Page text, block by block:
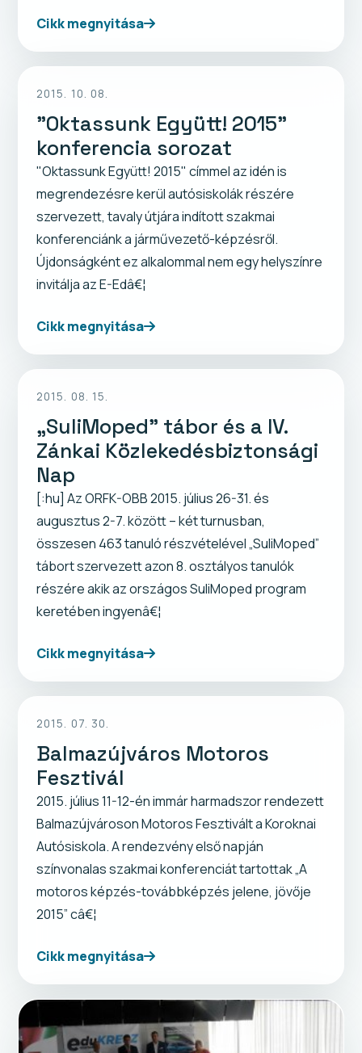
Cikk megnyitása
2015. 10. 08.
"Oktassunk Együtt! 2015"
konferencia sorozat
"Oktassunk Együtt! 2015" címmel az idén is
megrendezésre kerül autósiskolák részére
szervezett, tavaly útjára indított szakmai
konferenciánk a járművezető-képzésről.
Újdonságként ez alkalommal nem egy helyszínre
invitálja az E-Edâ€¦
Cikk megnyitása
2015. 08. 15.
„SuliMoped” tábor és a IV.
Zánkai Közlekedésbiztonsági
Nap
[:hu] Az ORFK-OBB 2015. július 26-31. és
augusztus 2-7. között – két turnusban,
összesen 463 tanuló részvételével „SuliMoped”
tábort szervezett azon 8. osztályos tanulók
részére akik az országos SuliMoped program
keretében ingyenâ€¦
Cikk megnyitása
2015. 07. 30.
Balmazújváros Motoros
Fesztivál
2015. július 11-12-én immár harmadszor rendezett
Balmazújvároson Motoros Fesztivált a Koroknai
Autósiskola. A rendezvény első napján
színvonalas szakmai konferenciát tartottak „A
motoros képzés-továbbképzés jelene, jövője
2015” câ€¦
Cikk megnyitása